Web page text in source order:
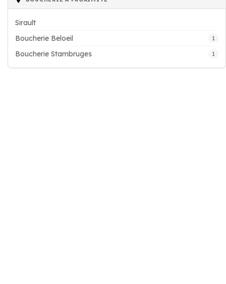
Sirault
Boucherie Beloeil
1
Boucherie Stambruges 1